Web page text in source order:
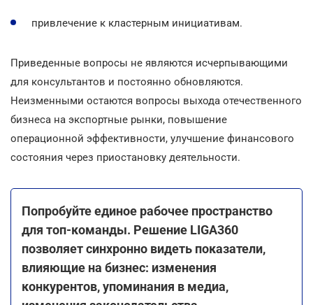
привлечение к кластерным инициативам.
Приведенные вопросы не являются исчерпывающими
для консультантов и постоянно обновляются.
Неизменными остаются вопросы выхода отечественного
бизнеса на экспортные рынки, повышение
операционной эффективности, улучшение финансового
состояния через приостановку деятельности.
Попробуйте единое рабочее пространство
для топ-команды. Решение LIGA360
позволяет синхронно видеть показатели,
влияющие на бизнес: изменения
конкурентов, упоминания в медиа,